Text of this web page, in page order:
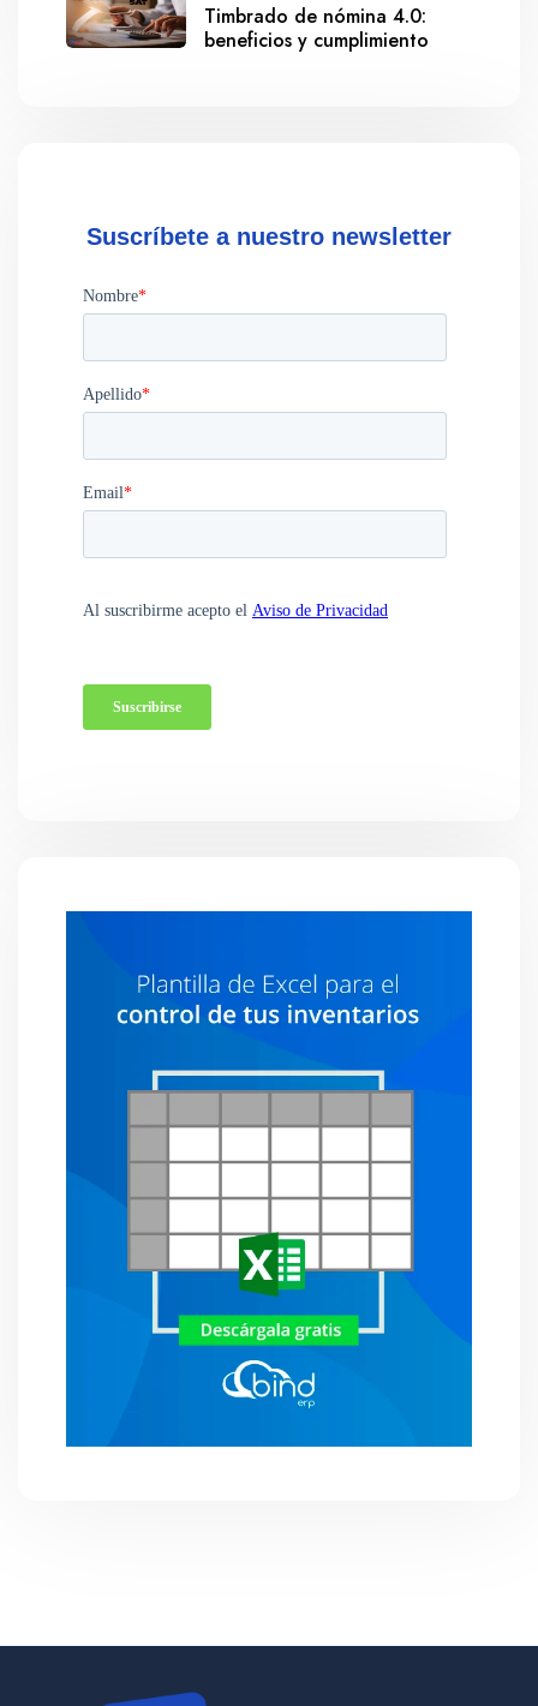
Timbrado de nómina 4.0:
beneficios y cumplimiento
Suscríbete a nuestro newsletter